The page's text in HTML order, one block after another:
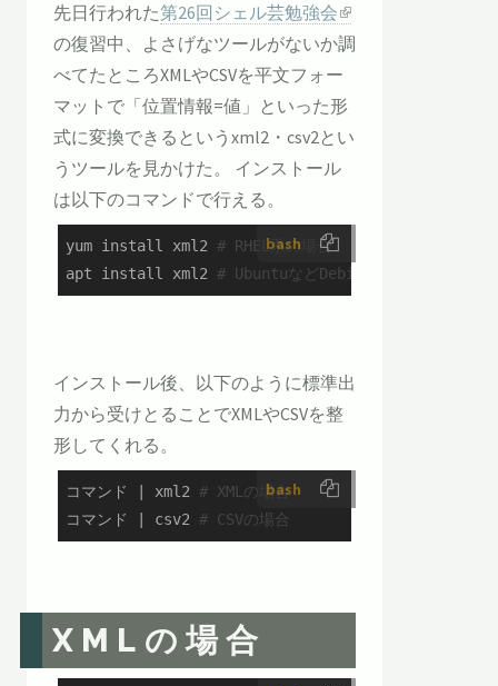
先日行われた第26回シェル芸勉強会
の復習中、よさげなツールがないか調
べてたところXMLやCSVを平文フォー
マットで「位置情報=値」といった形
式に変換できるというxml2・csv2とい
うツールを見かけた。 インストール
は以下のコマンドで行える。
bash
yum install xml2 # RHEL系の場合
apt install xml2 # UbuntuなどDebian系の場合
インストール後、以下のように標準出
力から受けとることでXMLやCSVを整
形してくれる。
bash
コマンド | xml2 # XMLの場合
コマンド | csv2 # CSVの場合
XMLの場合